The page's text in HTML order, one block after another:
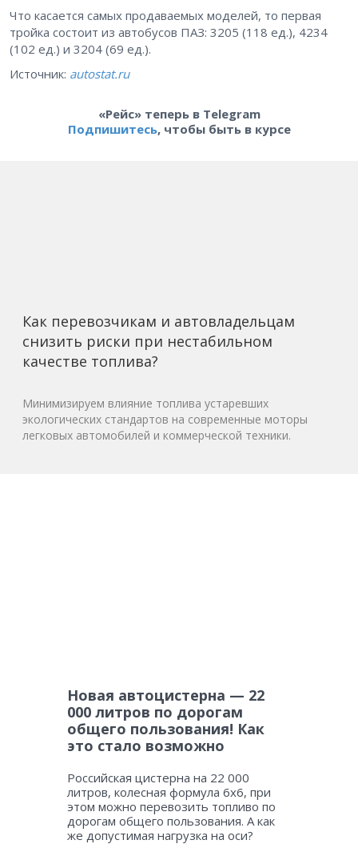
Что касается самых продаваемых моделей, то первая
тройка состоит из автобусов ПАЗ: 3205 (118 ед.), 4234
(102 ед.) и 3204 (69 ед.).
Источник: autostat.ru
«Рейс» теперь в Telegram
Подпишитесь, чтобы быть в курсе
Как перевозчикам и автовладельцам
снизить риски при нестабильном
качестве топлива?
Минимизируем влияние топлива устаревших
экологических стандартов на современные моторы
легковых автомобилей и коммерческой техники.
Новая автоцистерна — 22
000 литров по дорогам
общего пользования! Как
это стало возможно
Российская цистерна на 22 000
литров, колесная формула 6х6, при
этом можно перевозить топливо по
дорогам общего пользования. А как
же допустимая нагрузка на оси?